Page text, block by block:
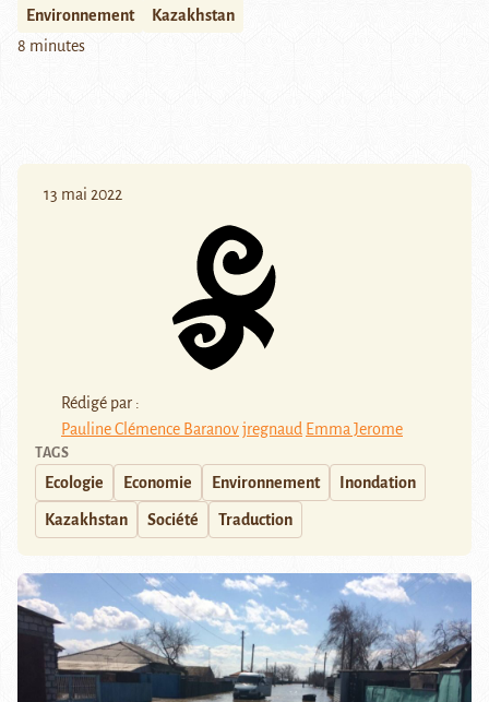
Environnement
Kazakhstan
8 minutes
13 mai 2022
Rédigé par :
Pauline Clémence Baranovjregnaud Emma Jerome
TAGS
Ecologie Economie Environnement Inondation
Kazakhstan Société Traduction